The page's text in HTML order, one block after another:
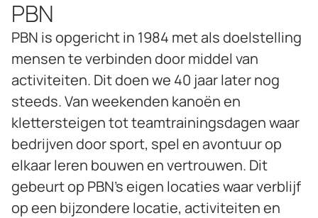
PBN
PBN is opgericht in 1984 met als doelstelling
mensen te verbinden door middel van
activiteiten. Dit doen we 40 jaar later nog
steeds. Van weekenden kanoën en
klettersteigen tot teamtrainingsdagen waar
bedrijven door sport, spel en avontuur op
elkaar leren bouwen en vertrouwen. Dit
gebeurt op PBN’s eigen locaties waar verblijf
op een bijzondere locatie, activiteiten en